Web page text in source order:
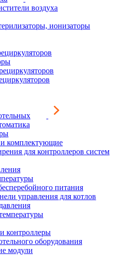
воздуха
ионизаторы
комплектующие
для контроллеров систем
питания
управления для котлов
контроллеры
оборудования
модули